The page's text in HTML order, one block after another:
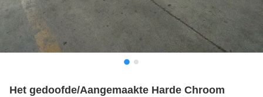
Het gedoofde/Aangemaakte Harde Chroom